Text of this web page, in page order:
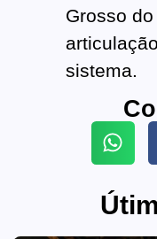
Grosso
sistema.